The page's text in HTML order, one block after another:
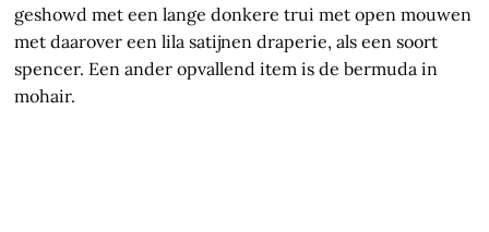
geshowd met een lange donkere trui met open mouwen
met daarover een lila satijnen draperie, als een soort
spencer. Een ander opvallend item is de bermuda in
mohair.